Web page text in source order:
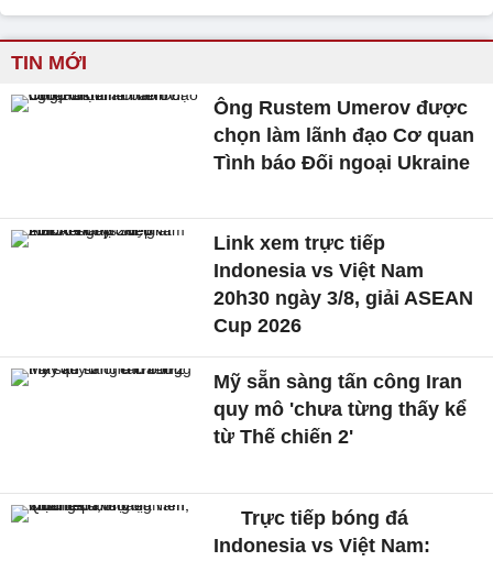
TIN MỚI
Ông Rustem Umerov được
chọn làm lãnh đạo Cơ quan
Tình báo Đối ngoại Ukraine
Link xem trực tiếp
Indonesia vs Việt Nam
20h30 ngày 3/8, giải ASEAN
Cup 2026
Mỹ sẵn sàng tấn công Iran
quy mô 'chưa từng thấy kể
từ Thế chiến 2'
Trực tiếp bóng đá
Indonesia vs Việt Nam: